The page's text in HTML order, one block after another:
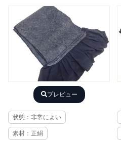
プレビュー
状態：非常によい
素材：正絹